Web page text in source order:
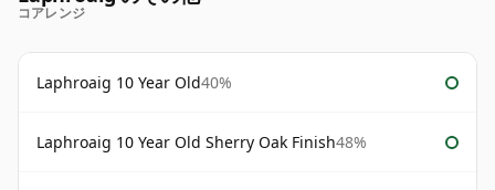
コアレンジ
Laphroaig 10 Year Old40%
Laphroaig 10 Year Old Sherry Oak Finish48%